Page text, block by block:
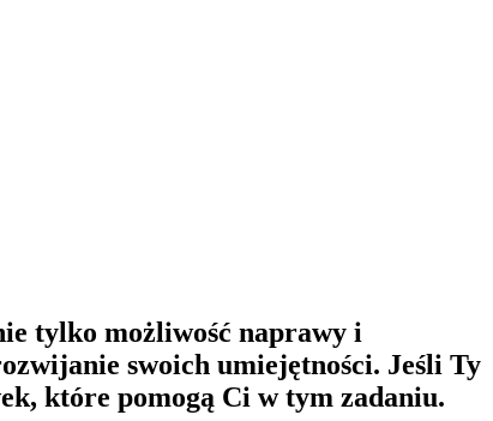
tylko możliwość naprawy i
swoich umiejętności. Jeśli Ty
które pomogą Ci w tym zadaniu.